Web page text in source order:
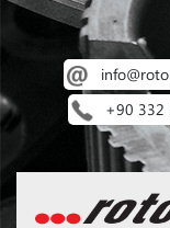
+90 332